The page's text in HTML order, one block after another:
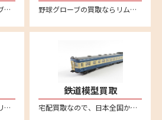
デロンギ・バルミューダ・ブルーノ・ボニークなど調理家電の買取ならリムーブへ。箱に詰めて送るだけの簡単宅配買取はこちら。全国対応・送料無料 野球グローブの買取ならリムーブ。新品も中古品も送料、査定料一切無料、全国対応の宅配買取。ミズノやゼット、SSK、久保田スラッガー、デサント、アシックス、ナイキ、アンダーアーマー、ハタケヤマ、ローリングス、アディダスなど他にも幅広いメーカーを買取しております。野球グローブの売却は宅配買取が便利
釣り道具買取強化中。特にリール高価買取。新品も中古品も送料・査定料一切無料、全国対応の宅配査定はこちら。不要になった釣り具用品がございましたら、お気軽にお売りください。ダイワやシマノなどの幅広いメーカー取り扱い
鉄道模型買取
宅配買取なので、日本全国から鉄道模型の買取強化中。車両やレール、制御機器など不要になった鉄道模型はリムーブへお売りください。送料無料の安心宅配査定はこちら。便利なLINE査定あり